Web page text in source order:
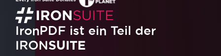
IronPDF ist ein Teil der
IRONSUITE